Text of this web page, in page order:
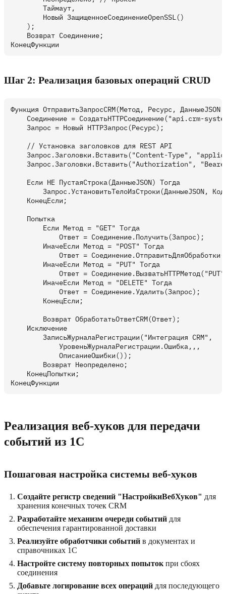
        Таймаут,
        Новый ЗащищенноеСоединениеOpenSSL()
    );
    Возврат Соединение;
Шаг 2: Реализация базовых операций CRUD
Функция ОтправитьЗапросCRM(Метод, Ресурс,
Соединение = СоздатьHTTPСоединение("api.crm-
    Запрос = Новый HTTPЗапрос(Ресурс);
    // Установка заголовков для REST API
Запрос.Заголовки.Вставить("Content-Type",
Запрос.Заголовки.Вставить("Authorization",
    Если НЕ ПустаяСтрока(ДанныеJSON) Тогда
Запрос.УстановитьТелоИзСтроки(ДанныеJSON,
    КонецЕсли;
    Попытка
        Если Метод = "GET" Тогда
            Ответ = Соединение.Получить(Запрос);
        ИначеЕсли Метод = "POST" Тогда
Ответ =
        ИначеЕсли Метод = "PUT" Тогда
Ответ =
        ИначеЕсли Метод = "DELETE" Тогда
            Ответ = Соединение.Удалить(Запрос);
        КонецЕсли;
        Возврат ОбработатьОтветCRM(Ответ);
    Исключение
        ЗаписьЖурналаРегистрации("Интеграция CRM",
            УровеньЖурналаРегистрации.Ошибка,,,
            ОписаниеОшибки());
        Возврат Неопределено;
    КонецПопытки;
Реализация веб‑хуков для передачи
событий из 1С
Пошаговая настройка системы веб‑хуков
Создайте регистр сведений "НастройкиВебХуков" для
хранения конечных точек CRM
Разработайте механизм очереди событий для
обеспечения гарантированной доставки
Реализуйте обработчики событий в документах и
справочниках 1С
Настройте систему повторных попыток при сбоях
соединения
Добавьте логирование всех операций для последующего